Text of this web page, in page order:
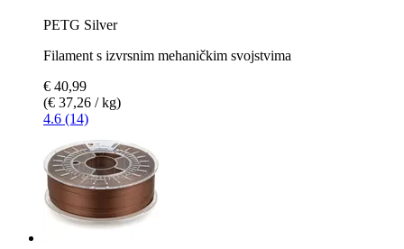
PETG Silver
Filament s izvrsnim mehaničkim svojstvima
€ 40,99
(€ 37,26 / kg)
4.6 (14)